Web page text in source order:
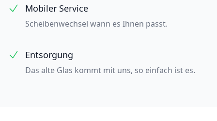
Mobiler Service
Scheibenwechsel wann es Ihnen passt.
Entsorgung
Das alte Glas kommt mit uns, so einfach ist es.